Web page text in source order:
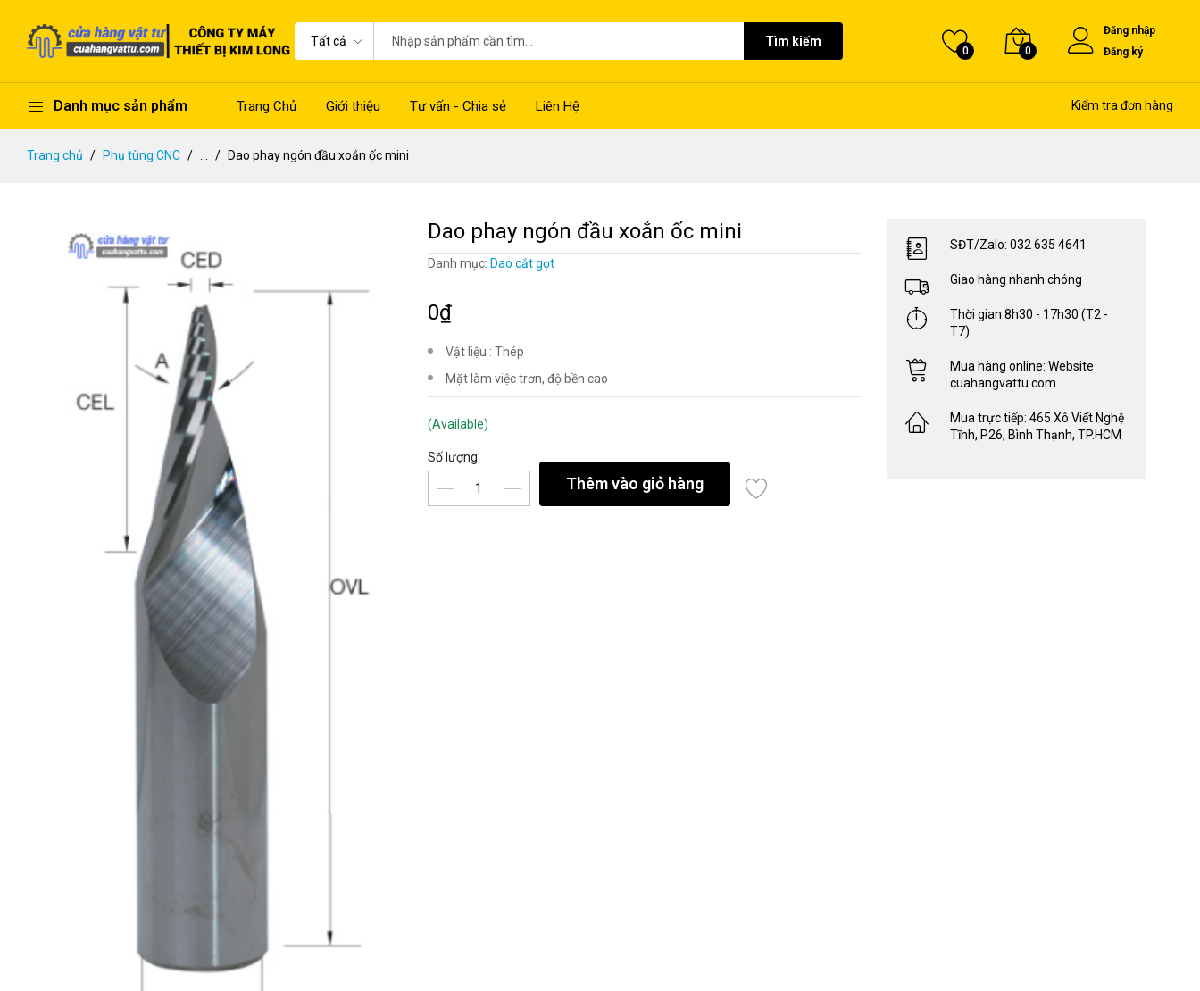
Tất cả Tìm kiếm
0 0
Đăng nhập
Đăng ký
Danh mục sản phẩm Trang Chủ Giới thiệu Tư vấn - Chia sẻ Liên Hệ Kiểm tra đơn hàng
Trang chủ Phụ tùng CNC Dao phay ngón đầu xoắn ốc mini
Dao phay ngón đầu xoắn ốc mini
Danh mục: Dao cắt gọt
0₫
Vật liệu : Thép
Mặt làm việc trơn, độ bền cao
(Available)
Số lượng
Thêm vào giỏ hàng
SĐT/Zalo: 032 635 4641
Giao hàng nhanh chóng
Thời gian 8h30 - 17h30 (T2 -
T7)
Mua hàng online: Website
cuahangvattu.com
Mua trực tiếp: 465 Xô Viết Nghệ
Tĩnh, P26, Bình Thạnh, TP.HCM